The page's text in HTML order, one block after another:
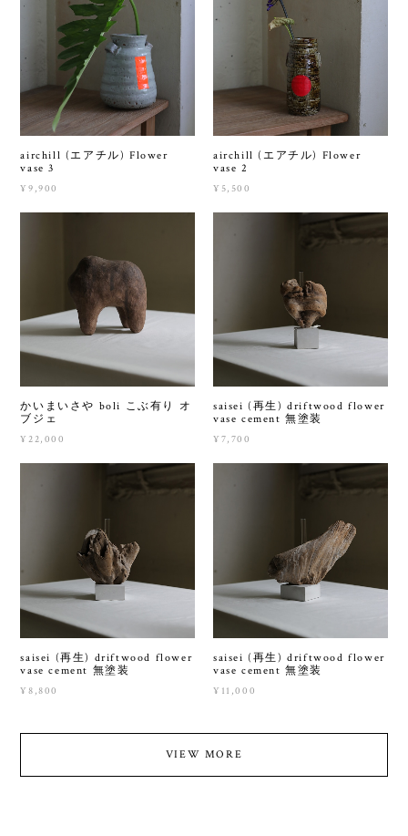
airchill (エアチル) Flower
vase 3
¥9,900
airchill (エアチル) Flower
vase 2
¥5,500
かいまいさや boli こぶ有り オ
ブジェ
¥22,000
saisei (再生) driftwood flower
vase cement 無塗装
¥7,700
saisei (再生) driftwood flower
vase cement 無塗装
¥8,800
saisei (再生) driftwood flower
vase cement 無塗装
¥11,000
VIEW MORE